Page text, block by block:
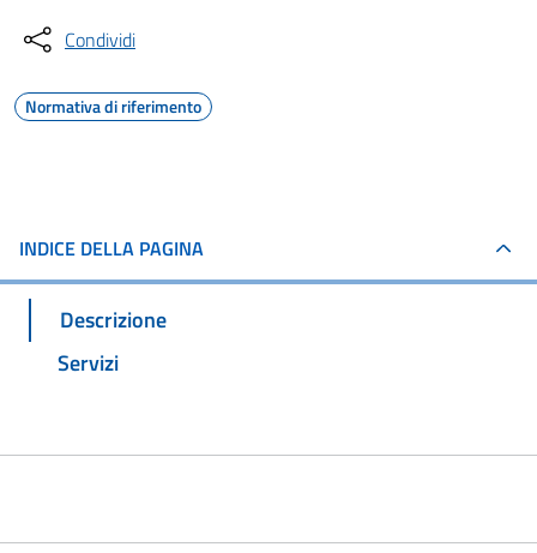
Condividi
Normativa di riferimento
INDICE DELLA PAGINA
Descrizione
Servizi